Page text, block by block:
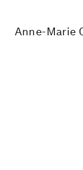
Anne-Marie